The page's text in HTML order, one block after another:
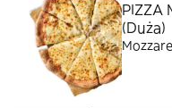
PIZZA
(Duża)